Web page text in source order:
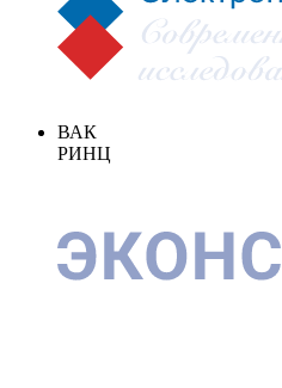
ВАК
РИНЦ